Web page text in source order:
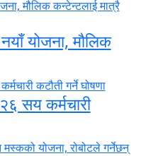
योजना, मौलिक
सय कर्मचारी